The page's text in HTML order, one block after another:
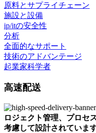
原料とサプライチェーン
施設と設備
ip/itの安全性
分析
全面的なサポート
技術のアドバンテージ
起業家科学者
高速配送
ロジェクト管理、プロセ
考慮して設計されています